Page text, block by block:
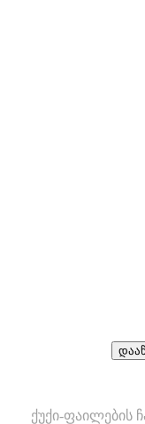
ქუქი-ფაილების